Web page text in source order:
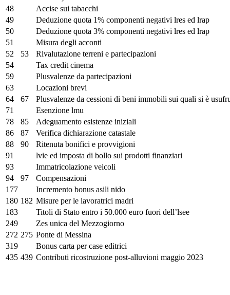
48
Accise sui tabacchi
49
Deduzione quota 1% componenti negativi lres ed lrap
50
Deduzione quota 3% componenti negativi lres ed lrap
51
Misura degli acconti
52
53
Rivalutazione terreni e partecipazioni
54
Tax credit cinema
59
Plusvalenze da partecipazioni
63
Locazioni brevi
64
67
Plusvalenze da cessioni di beni immobili sui quali si è
71
Esenzione lmu
78
85
Adeguamento esistenze iniziali
86
87
Verifica dichiarazione catastale
88
90
Ritenuta bonifici e provvigioni
91
lvie ed imposta di bollo sui prodotti finanziari
93
Immatricolazione veicoli
94
97
Compensazioni
177
Incremento bonus asili nido
180 182 Misure per le lavoratrici madri
183
Titoli di Stato entro i 50.000 euro fuori dell’lsee
249
Zes unica del Mezzogiorno
272 275 Ponte di Messina
319
Bonus carta per case editrici
435 439 Contributi ricostruzione post-alluvioni maggio 2023